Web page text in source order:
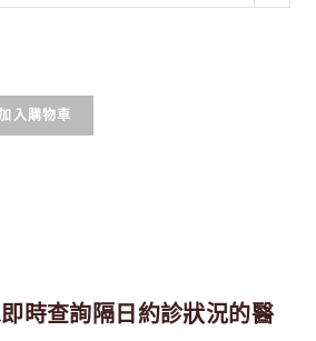
入購物車
時查詢隔日約診狀況的醫